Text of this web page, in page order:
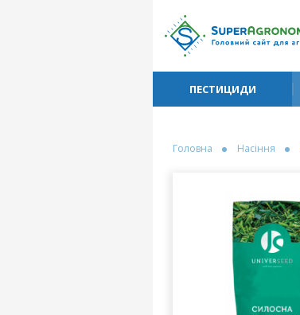
ПЕСТИЦИДИ
Головна Насіння